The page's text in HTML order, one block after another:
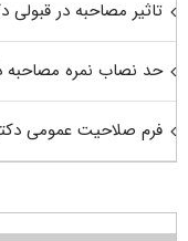
تاثیر مصاحبه در قبولی
حد نصاب نمره مصاحبه
فرم صلاحیت عمومی